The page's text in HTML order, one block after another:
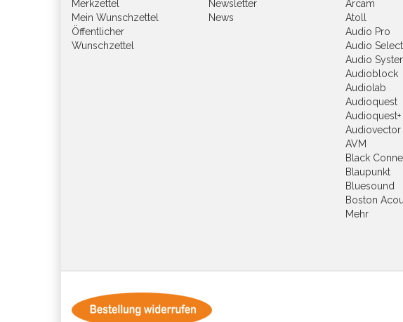
Merkzettel
Mein Wunschzettel
Öffentlicher
Wunschzettel
Newsletter
News
Arcam
Atoll
Audio Pro
Audio
Audio
Audioblock
Audiolab
Audioquest
Audioquest+
Audiovector
AVM
Black
Blaupunkt
Bluesound
Boston
Mehr